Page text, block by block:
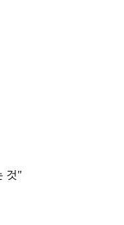
것"